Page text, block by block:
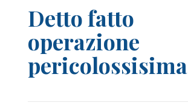
Detto fatto
operazione
pericolossisima